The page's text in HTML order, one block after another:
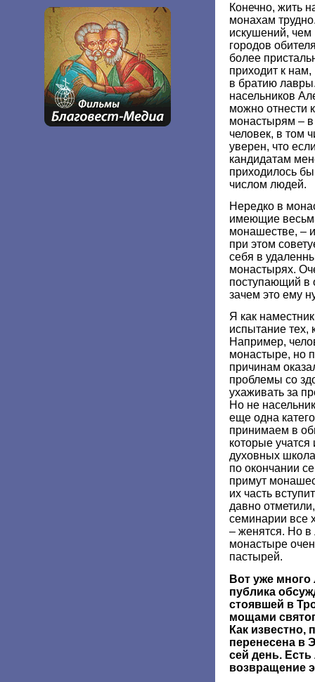
Конечно, жить
монахам
искушений, чем
городов
более
приходит к
в братию
насельников
можно отнести
монастырям – в
человек, в том
уверен, что
кандидатам
приходилось
числом людей.
Нередко в
имеющие
монашестве, –
при этом
себя в
монастырях.
поступающий в
зачем это ему
Я как
испытание тех,
Например,
монастыре, но
причинам
проблемы со
ухаживать за
Но не
еще одна
принимаем в
которые учатся
духовных
по окончании
примут
их часть
давно
семинарии все
– женятся. Но в
монастыре
пастырей.
Вот уже много
публика
стоявшей в
мощами
Как
перенесена в
сей день.
возвращение